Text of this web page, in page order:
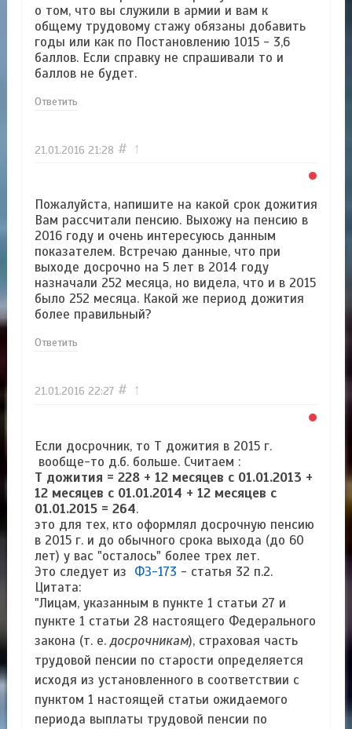
о том, что вы служили в армии и вам к
общему трудовому стажу обязаны добавить
годы или как по Постановлению 1015 - 3,6
баллов. Если справку не спрашивали то и
баллов не будет.
Ответить
21.01.2016 21:28 # ↑
Пожалуйста, напишите на какой срок дожития
Вам рассчитали пенсию. Выхожу на пенсию в
2016 году и очень интересуюсь данным
показателем. Встречаю данные, что при
выходе досрочно на 5 лет в 2014 году
назначали 252 месяца, но видела, что и в 2015
было 252 месяца. Какой же период дожития
более правильный?
Ответить
21.01.2016 22:27 # ↑
Если досрочник, то Т дожития в 2015 г.
вообще-то д.б. больше. Считаем :
Т дожития = 228 + 12 месяцев с 01.01.2013 +
12 месяцев с 01.01.2014 + 12 месяцев с
01.01.2015 = 264.
это для тех, кто оформлял досрочную пенсию
в 2015 г. и до обычного срока выхода (до 60
лет) у вас "осталось" более трех лет.
Это следует из ФЗ-173 - статья 32 п.2.
Цитата:
"Лицам, указанным в пункте 1 статьи 27 и
пункте 1 статьи 28 настоящего Федерального
закона (т. е.досрочникам), страховая часть
трудовой пенсии по старости определяется
исходя из установленного в соответствии с
пунктом 1 настоящей статьи ожидаемого
периода выплаты трудовой пенсии по